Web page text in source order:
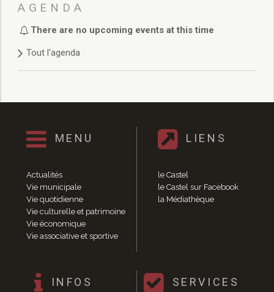
Délibérations 2022
Délibérations 2021
Délibérations 2020
Délibérations 2019
Délibérations 2018
Délibérations 2014
Délibérations 2013
Délibérations 2011
Délibérations 2010
Délibérations 2009
Délibérations 2008
Agenda réunions publiques
Marchés publics
Vie quotidienne
AGENDA
There are no upcoming events at this time
Tout l'agenda
MENU
Actualités
Vie municipale
Vie quotidienne
Vie culturelle et patrimoine
Vie économique
Vie associative et sportive
LIENS
le Castel
le Castel sur Facebook
la Médiathèque
INFOS SERVICES